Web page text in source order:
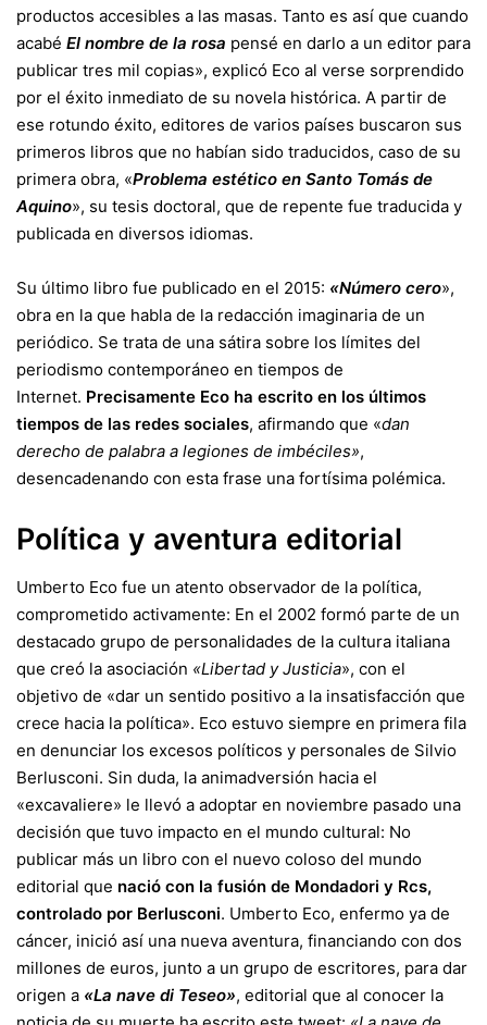
productos accesibles a las masas. Tanto es así que cuando
acabé El nombre de la rosa pensé en darlo a un editor para
publicar tres mil copias», explicó Eco al verse sorprendido
por el éxito inmediato de su novela histórica. A partir de
ese rotundo éxito, editores de varios países buscaron sus
primeros libros que no habían sido traducidos, caso de su
primera obra, «Problema estético en Santo Tomás de
Aquino», su tesis doctoral, que de repente fue traducida y
publicada en diversos idiomas.
Su último libro fue publicado en el 2015: «Número cero»,
obra en la que habla de la redacción imaginaria de un
periódico. Se trata de una sátira sobre los límites del
periodismo contemporáneo en tiempos de
Internet. Precisamente Eco ha escrito en los últimos
tiempos de las redes sociales, afirmando que «dan
derecho de palabra a legiones de imbéciles»,
desencadenando con esta frase una fortísima polémica.
Política y aventura editorial
Umberto Eco fue un atento observador de la política,
comprometido activamente: En el 2002 formó parte de un
destacado grupo de personalidades de la cultura italiana
que creó la asociación «Libertad y Justicia», con el
objetivo de «dar un sentido positivo a la insatisfacción que
crece hacia la política». Eco estuvo siempre en primera fila
en denunciar los excesos políticos y personales de Silvio
Berlusconi. Sin duda, la animadversión hacia el
«excavaliere» le llevó a adoptar en noviembre pasado una
decisión que tuvo impacto en el mundo cultural: No
publicar más un libro con el nuevo coloso del mundo
editorial que nació con la fusión de Mondadori y Rcs,
controlado por Berlusconi. Umberto Eco, enfermo ya de
cáncer, inició así una nueva aventura, financiando con dos
millones de euros, junto a un grupo de escritores, para dar
origen a «La nave di Teseo», editorial que al conocer la